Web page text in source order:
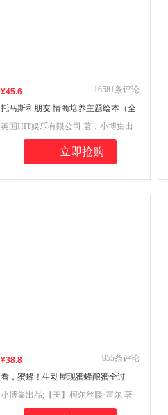
¥45.6
托马斯和朋友 情商培养主题绘本（全
8册）2-6岁亲子共读绘本儿童情商早
教课
16581条评论
英国HIT娱乐有限公司 著，小博集出
立即抢购
¥38.8
看，蜜蜂！生动展现蜜蜂酿蜜全过
程！架起孩子亲近自然的桥梁！
955条评论
小博集出品;【美】柯尔丝滕·霍尔 著
【加】伊莎贝尔·阿塞诺尔特 绘 张贵